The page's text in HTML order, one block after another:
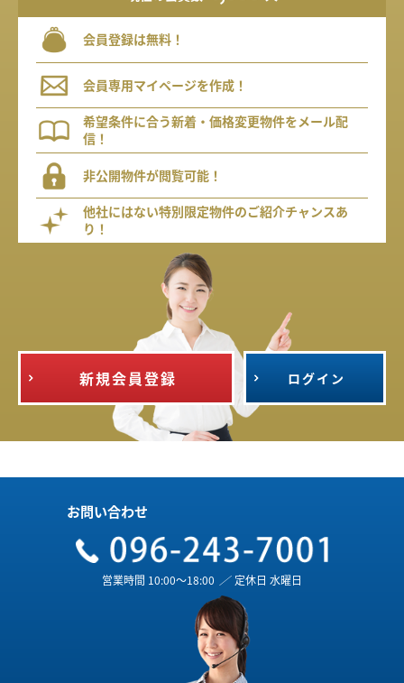
会員登録は無料！
会員専用マイページを作成！
希望条件に合う新着・価格変更物件をメール配
信！
非公開物件が閲覧可能！
他社にはない特別限定物件のご紹介チャンスあ
り！
新規会員登録 ログイン
お問い合わせ
営業時間 10:00～18:00 ／ 定休日 水曜日